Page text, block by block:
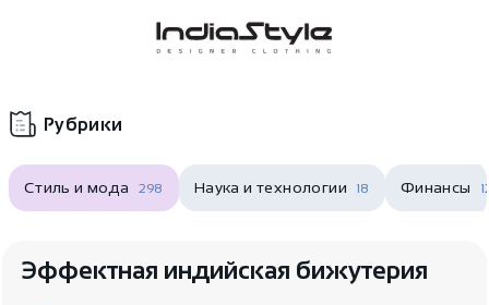
Корзина
В корзиненеттоваров
Рубрики
Стиль и мода 298 Наука и технологии 18 Финансы
Эффектная индийская бижутерия